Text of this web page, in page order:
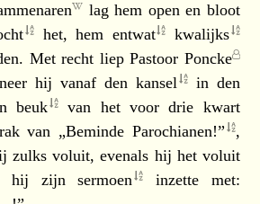
lag hem open en bloot
het, hem entwat
kwalijks
Met recht liepPastoor Poncke
hij vanaf den kansel in den
beuk van het voor drie kwart
van „Beminde Parochianen!”
,
zulks voluit, evenals hij het voluit
hij zijnsermoen
inzette met: